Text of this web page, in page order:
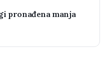
pronađena manja